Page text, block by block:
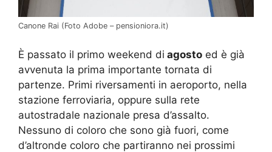
Canone Rai (Foto Adobe – pensioniora.it)
È passato il primo weekend di agosto ed è già
avvenuta la prima importante tornata di
partenze. Primi riversamenti in aeroporto, nella
stazione ferroviaria, oppure sulla rete
autostradale nazionale presa d’assalto.
Nessuno di coloro che sono già fuori, come
d’altronde coloro che partiranno nei prossimi